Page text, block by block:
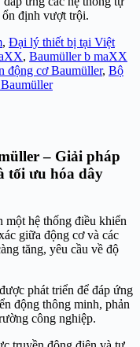
định vượt trội.
, Đại lý thiết bị tại Việt
, Baumüller b maXX
động cơ Baumüller, Bộ
– Giải pháp
tối ưu hóa dây
một hệ thống điều khiển
giữa động cơ và các
tăng, yêu cầu về độ
được phát triển để đáp ứng
động thông minh, phản
công nghiệp.